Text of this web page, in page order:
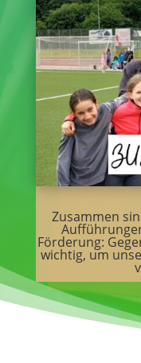
Zusammen
Förderung:
wichtig, um